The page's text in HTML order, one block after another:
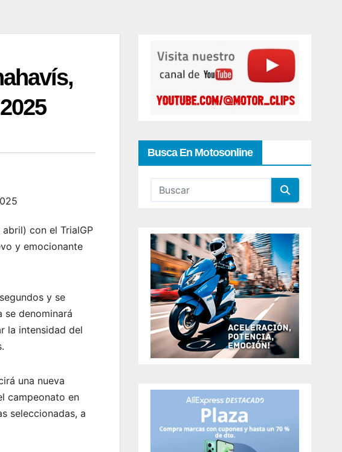
con el TrialGP
y emocionante
y se
denominará
la intensidad del
una nueva
campeonato en
seleccionadas, a
Busca En Motosonline